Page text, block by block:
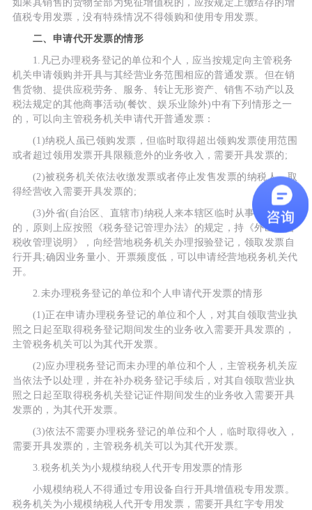
如果其销售的货物全部为免征增值税的，应按规定上缴结存的增
值税专用发票，没有特殊情况不得领购和使用专用发票。
二、申请代开发票的情形
1.凡已办理税务登记的单位和个人，应当按规定向主管税务
机关申请领购并开具与其经营业务范围相应的普通发票。但在销
售货物、提供应税劳务、服务、转让无形资产、销售不动产以及
税法规定的其他商事活动(餐饮、娱乐业除外)中有下列情形之一
的，可以向主管税务机关申请代开普通发票：
(1)纳税人虽已领购发票，但临时取得超出领购发票使用范围
或者超过领用发票开具限额意外的业务收入，需要开具发票的;
(2)被税务机关依法收缴发票或者停止发售发票的纳税人，取
得经营收入需要开具发票的;
(3)外省(自治区、直辖市)纳税人来本辖区临时从事经营活动
的，原则上应按照《税务登记管理办法》的规定，持《外出经营
税收管理说明》，向经营地税务机关办理报验登记，领取发票自
行开具;确因业务量小、开票频度低，可以申请经营地税务机关代
开。
2.未办理税务登记的单位和个人申请代开发票的情形
(1)正在申请办理税务登记的单位和个人，对其自领取营业执
照之日起至取得税务登记期间发生的业务收入需要开具发票的，
主管税务机关可以为其代开发票。
(2)应办理税务登记而未办理的单位和个人，主管税务机关应
当依法予以处理，并在补办税务登记手续后，对其自领取营业执
照之日起至取得税务机关登记证件期间发生的业务收入需要开具
发票的，为其代开发票。
(3)依法不需要办理税务登记的单位和个人，临时取得收入，
需要开具发票的，主管税务机关可以为其代开发票。
3.税务机关为小规模纳税人代开专用发票的情形
小规模纳税人不得通过专用设备自行开具增值税专用发票。
税务机关为小规模纳税人代开专用发票，需要开具红字专用发